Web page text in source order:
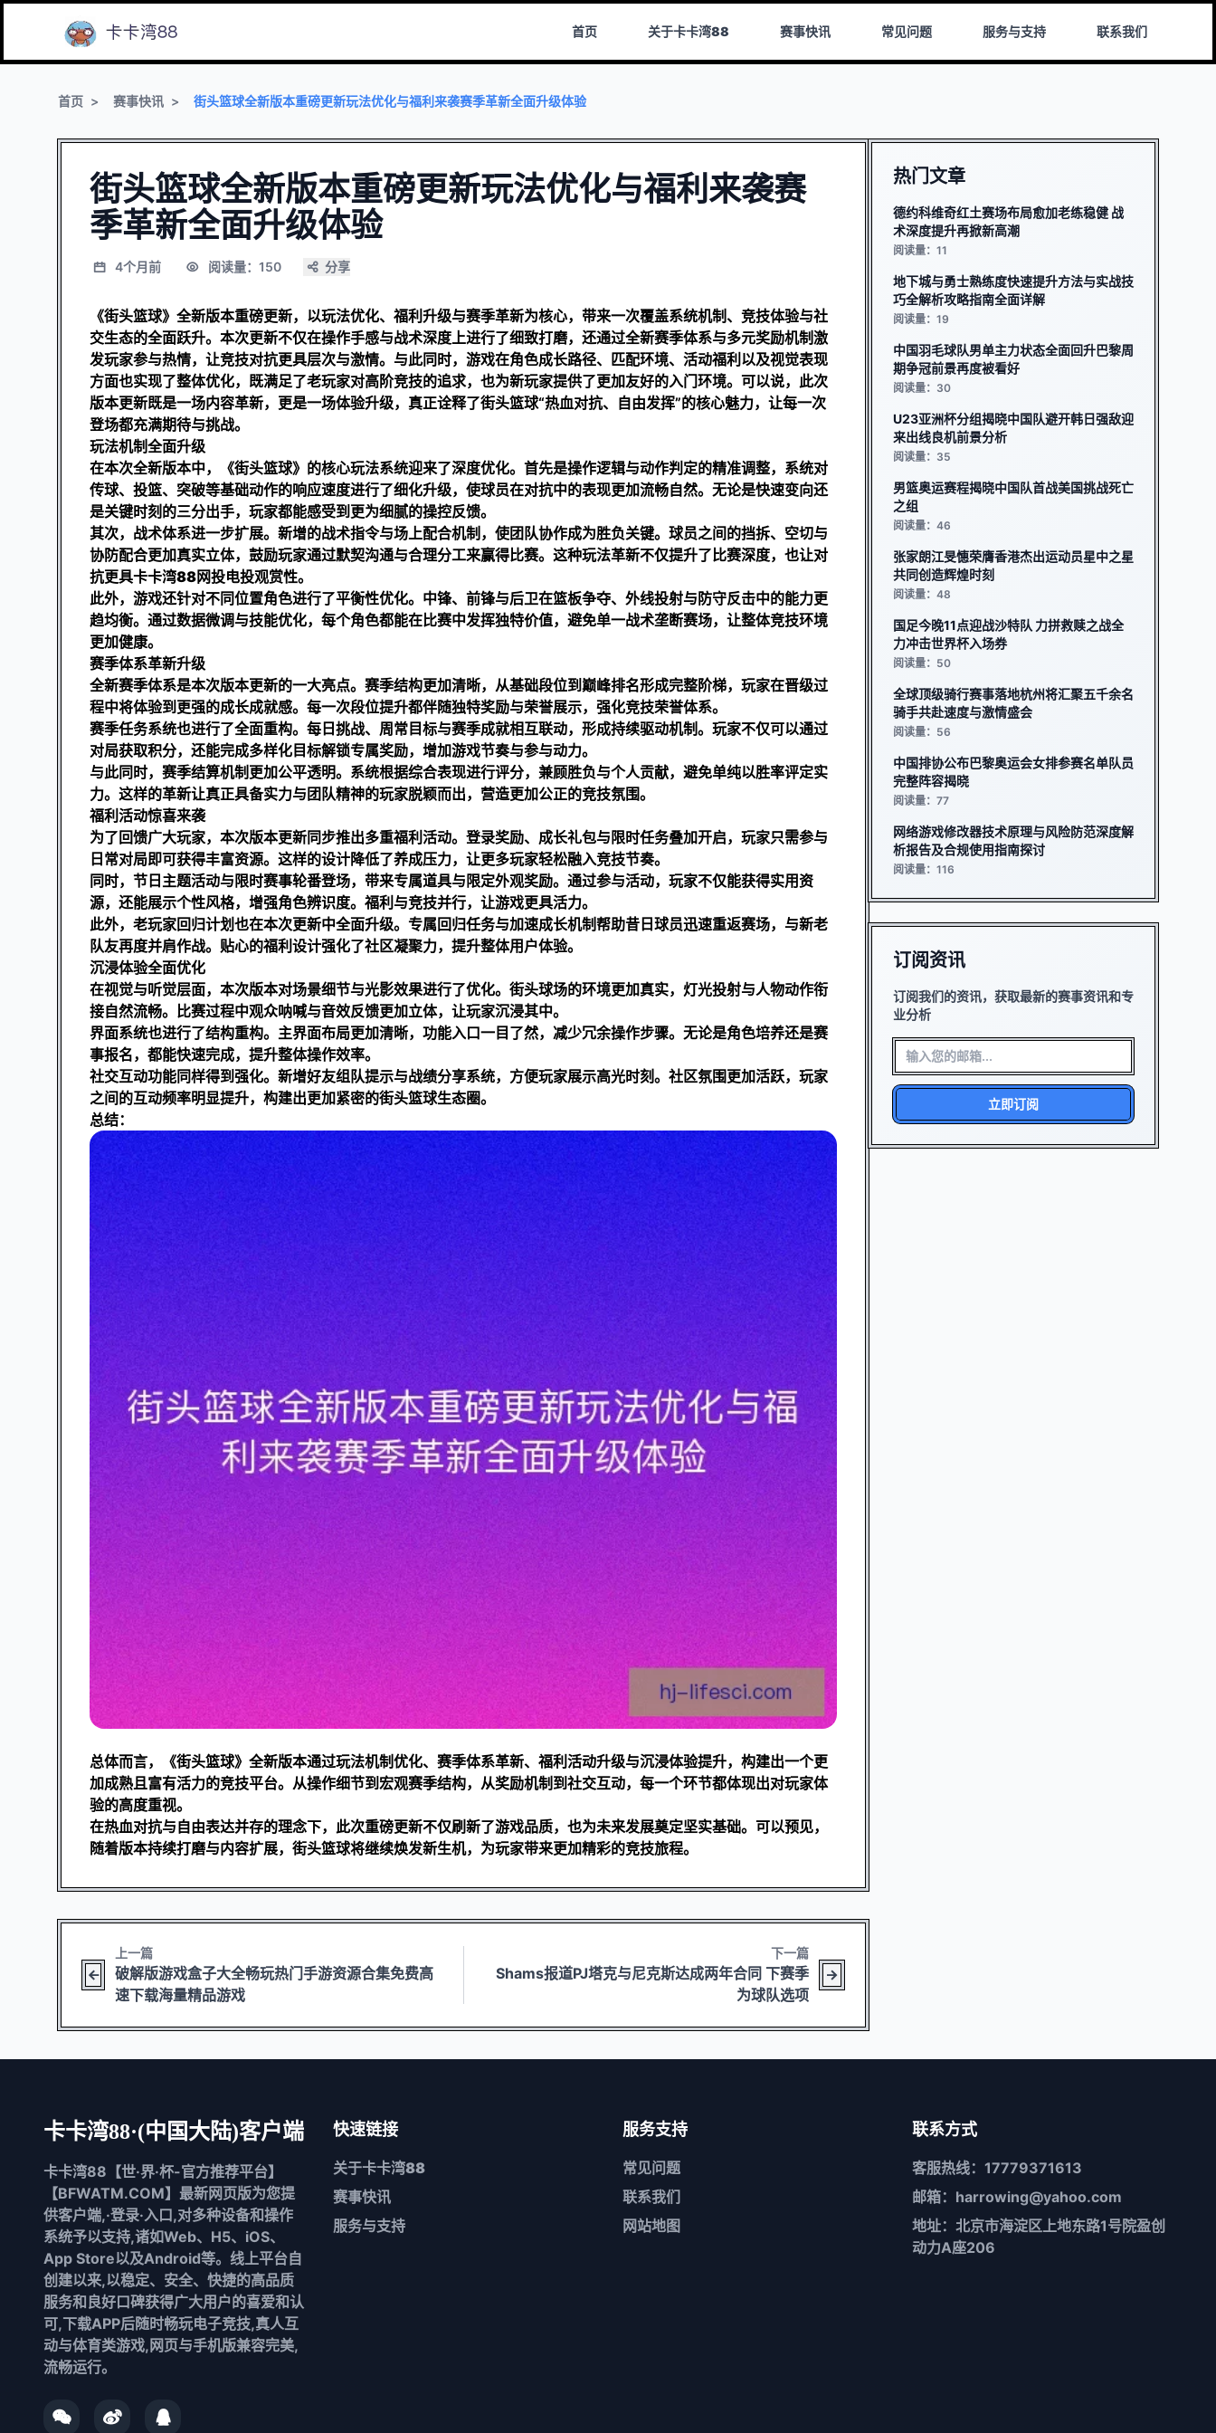
首页 关于卡卡湾88 赛事快讯 常见问题 服务与支持 联系我们
首页 赛事快讯 街头篮球全新版本重磅更新玩法优化与福利来袭赛季革新全面升级体验
街头篮球全新版本重磅更新玩法优化与福利来袭赛
季革新全面升级体验
4个月前 阅读量：150 分享
《街头篮球》全新版本重磅更新，以玩法优化、福利升级与赛季革新为核心，带来一次覆盖系统机制、竞技体验与社
交生态的全面跃升。本次更新不仅在操作手感与战术深度上进行了细致打磨，还通过全新赛季体系与多元奖励机制激
发玩家参与热情，让竞技对抗更具层次与激情。与此同时，游戏在角色成长路径、匹配环境、活动福利以及视觉表现
方面也实现了整体优化，既满足了老玩家对高阶竞技的追求，也为新玩家提供了更加友好的入门环境。可以说，此次
版本更新既是一场内容革新，更是一场体验升级，真正诠释了街头篮球“热血对抗、自由发挥”的核心魅力，让每一次
登场都充满期待与挑战。
玩法机制全面升级
在本次全新版本中，《街头篮球》的核心玩法系统迎来了深度优化。首先是操作逻辑与动作判定的精准调整，系统对
传球、投篮、突破等基础动作的响应速度进行了细化升级，使球员在对抗中的表现更加流畅自然。无论是快速变向还
是关键时刻的三分出手，玩家都能感受到更为细腻的操控反馈。
其次，战术体系进一步扩展。新增的战术指令与场上配合机制，使团队协作成为胜负关键。球员之间的挡拆、空切与
协防配合更加真实立体，鼓励玩家通过默契沟通与合理分工来赢得比赛。这种玩法革新不仅提升了比赛深度，也让对
抗更具卡卡湾88网投电投观赏性。
此外，游戏还针对不同位置角色进行了平衡性优化。中锋、前锋与后卫在篮板争夺、外线投射与防守反击中的能力更
趋均衡。通过数据微调与技能优化，每个角色都能在比赛中发挥独特价值，避免单一战术垄断赛场，让整体竞技环境
更加健康。
赛季体系革新升级
全新赛季体系是本次版本更新的一大亮点。赛季结构更加清晰，从基础段位到巅峰排名形成完整阶梯，玩家在晋级过
程中将体验到更强的成长成就感。每一次段位提升都伴随独特奖励与荣誉展示，强化竞技荣誉体系。
赛季任务系统也进行了全面重构。每日挑战、周常目标与赛季成就相互联动，形成持续驱动机制。玩家不仅可以通过
对局获取积分，还能完成多样化目标解锁专属奖励，增加游戏节奏与参与动力。
与此同时，赛季结算机制更加公平透明。系统根据综合表现进行评分，兼顾胜负与个人贡献，避免单纯以胜率评定实
力。这样的革新让真正具备实力与团队精神的玩家脱颖而出，营造更加公正的竞技氛围。
福利活动惊喜来袭
为了回馈广大玩家，本次版本更新同步推出多重福利活动。登录奖励、成长礼包与限时任务叠加开启，玩家只需参与
日常对局即可获得丰富资源。这样的设计降低了养成压力，让更多玩家轻松融入竞技节奏。
同时，节日主题活动与限时赛事轮番登场，带来专属道具与限定外观奖励。通过参与活动，玩家不仅能获得实用资
源，还能展示个性风格，增强角色辨识度。福利与竞技并行，让游戏更具活力。
此外，老玩家回归计划也在本次更新中全面升级。专属回归任务与加速成长机制帮助昔日球员迅速重返赛场，与新老
队友再度并肩作战。贴心的福利设计强化了社区凝聚力，提升整体用户体验。
沉浸体验全面优化
在视觉与听觉层面，本次版本对场景细节与光影效果进行了优化。街头球场的环境更加真实，灯光投射与人物动作衔
接自然流畅。比赛过程中观众呐喊与音效反馈更加立体，让玩家沉浸其中。
界面系统也进行了结构重构。主界面布局更加清晰，功能入口一目了然，减少冗余操作步骤。无论是角色培养还是赛
事报名，都能快速完成，提升整体操作效率。
社交互动功能同样得到强化。新增好友组队提示与战绩分享系统，方便玩家展示高光时刻。社区氛围更加活跃，玩家
之间的互动频率明显提升，构建出更加紧密的街头篮球生态圈。
总结：
总体而言，《街头篮球》全新版本通过玩法机制优化、赛季体系革新、福利活动升级与沉浸体验提升，构建出一个更
加成熟且富有活力的竞技平台。从操作细节到宏观赛季结构，从奖励机制到社交互动，每一个环节都体现出对玩家体
验的高度重视。
在热血对抗与自由表达并存的理念下，此次重磅更新不仅刷新了游戏品质，也为未来发展奠定坚实基础。可以预见，
随着版本持续打磨与内容扩展，街头篮球将继续焕发新生机，为玩家带来更加精彩的竞技旅程。
上一篇
破解版游戏盒子大全畅玩热门手游资源合集免费高
速下载海量精品游戏
下一篇
Shams报道PJ塔克与尼克斯达成两年合同 下赛季
为球队选项
热门文章
德约科维奇红土赛场布局愈加老练稳健 战
术深度提升再掀新高潮
阅读量：11
地下城与勇士熟练度快速提升方法与实战技
巧全解析攻略指南全面详解
阅读量：19
中国羽毛球队男单主力状态全面回升巴黎周
期争冠前景再度被看好
阅读量：30
U23亚洲杯分组揭晓中国队避开韩日强敌迎
来出线良机前景分析
阅读量：35
男篮奥运赛程揭晓中国队首战美国挑战死亡
之组
阅读量：46
张家朗江旻憓荣膺香港杰出运动员星中之星
共同创造辉煌时刻
阅读量：48
国足今晚11点迎战沙特队 力拼救赎之战全
力冲击世界杯入场券
阅读量：50
全球顶级骑行赛事落地杭州将汇聚五千余名
骑手共赴速度与激情盛会
阅读量：56
中国排协公布巴黎奥运会女排参赛名单队员
完整阵容揭晓
阅读量：77
网络游戏修改器技术原理与风险防范深度解
析报告及合规使用指南探讨
阅读量：116
订阅资讯
订阅我们的资讯，获取最新的赛事资讯和专
业分析
立即订阅
卡卡湾88·(中国大陆)客户端
卡卡湾88【世·界·杯-官方推荐平台】
【BFWATM.COM】最新网页版为您提
供客户端,·登录·入口,对多种设备和操作
系统予以支持,诸如Web、H5、iOS、
App Store以及Android等。线上平台自
创建以来,以稳定、安全、快捷的高品质
服务和良好口碑获得广大用户的喜爱和认
可,下载APP后随时畅玩电子竞技,真人互
动与体育类游戏,网页与手机版兼容完美,
流畅运行。
快速链接
关于卡卡湾88
赛事快讯
服务与支持
服务支持
常见问题
联系我们
网站地图
联系方式
客服热线：17779371613
邮箱：harrowing@yahoo.com
地址：北京市海淀区上地东路1号院盈创
动力A座206